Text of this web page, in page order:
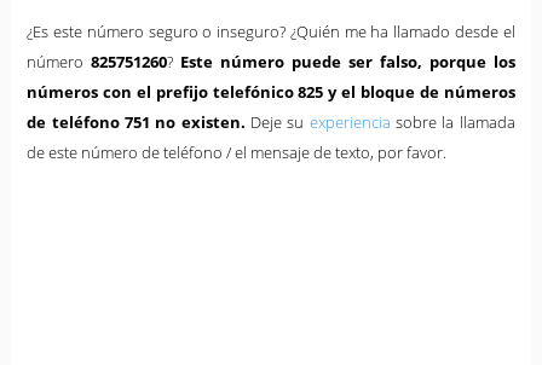
¿Es este número seguro o inseguro? ¿Quién me ha llamado desde el
número825751260? Este número puede ser falso, porque los
números con el prefijo telefónico 825 y el bloque de números
de teléfono 751 no existen. Deje su experiencia sobre la llamada
de este número de teléfono / el mensaje de texto, por favor.